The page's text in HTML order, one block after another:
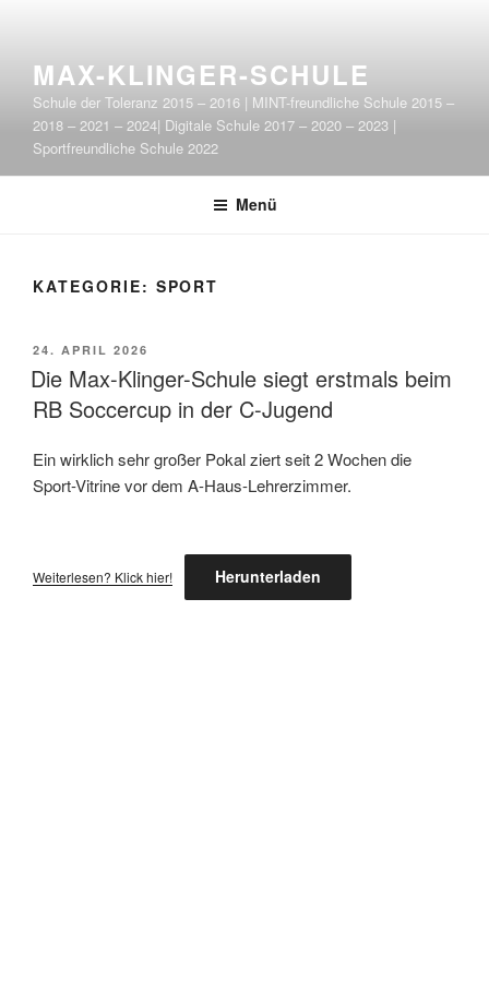
springenMAX-KLINGER-SCHULE
Schule der Toleranz 2015 – 2016 | MINT-freundliche Schule 2015 –
2018 – 2021 – 2024| Digitale Schule 2017 – 2020 – 2023 |
Sportfreundliche Schule 2022
Menü
KATEGORIE: SPORT
VERÖFFENTLICHT
AM
24. APRIL 2026
Die Max-Klinger-Schule siegt erstmals beim
RB Soccercup in der C-Jugend
Ein wirklich sehr großer Pokal ziert seit 2 Wochen die
Sport-Vitrine vor dem A-Haus-Lehrerzimmer.
Weiterlesen? Klick hier! Herunterladen